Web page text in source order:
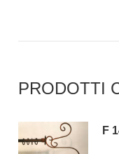
PRODOTTI
F